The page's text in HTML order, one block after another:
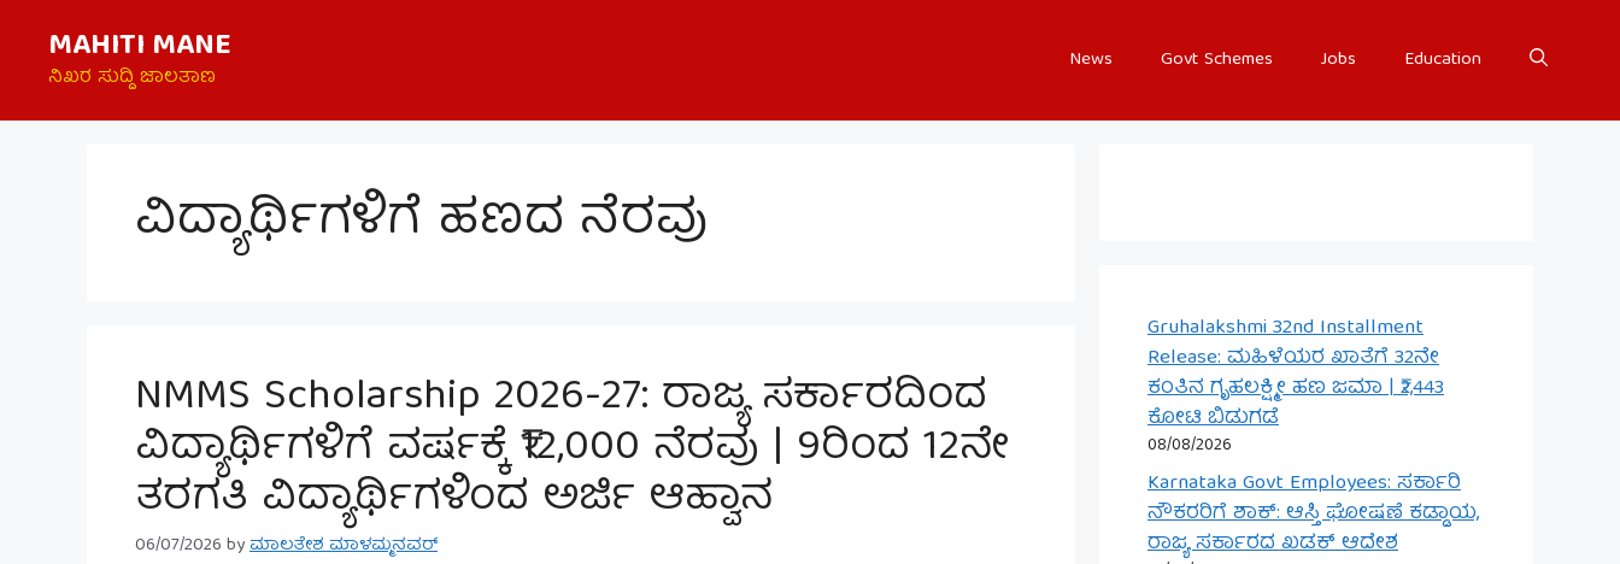
content
MAHITI MANE
ನಿಖರ ಸುದ್ದಿ ಜಾಲತಾಣ
News Govt Schemes Jobs Education
ವಿದ್ಯಾರ್ಥಿಗಳಿಗೆ ಹಣದ ನೆರವು
NMMS Scholarship 2026-27: ರಾಜ್ಯ ಸರ್ಕಾರದಿಂದ
ವಿದ್ಯಾರ್ಥಿಗಳಿಗೆ ವರ್ಷಕ್ಕೆ ₹12,000 ನೆರವು | 9ರಿಂದ 12ನೇ
ತರಗತಿ ವಿದ್ಯಾರ್ಥಿಗಳಿಂದ ಅರ್ಜಿ ಆಹ್ವಾನ
06/07/2026byಮಾಲತೇಶ ಮಾಳಮ್ಮನವರ್
Gruhalakshmi 32nd Installment
Release: ಮಹಿಳೆಯರ ಖಾತೆಗೆ 32ನೇ
ಕಂತಿನ ಗೃಹಲಕ್ಷ್ಮೀ ಹಣ ಜಮಾ | ₹2,443
ಕೋಟಿ ಬಿಡುಗಡೆ
08/08/2026
Karnataka Govt Employees: ಸರ್ಕಾರಿ
ನೌಕರರಿಗೆ ಶಾಕ್: ಆಸ್ತಿ ಘೋಷಣೆ ಕಡ್ಡಾಯ,
ರಾಜ್ಯ ಸರ್ಕಾರದ ಖಡಕ್ ಆದೇಶ